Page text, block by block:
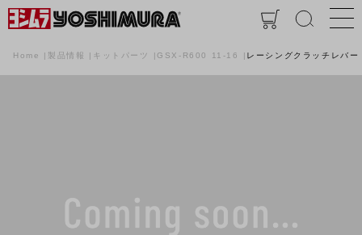
Home 製品情報 キットパーツ GSX-R600 11-16 レーシングクラッチレバー